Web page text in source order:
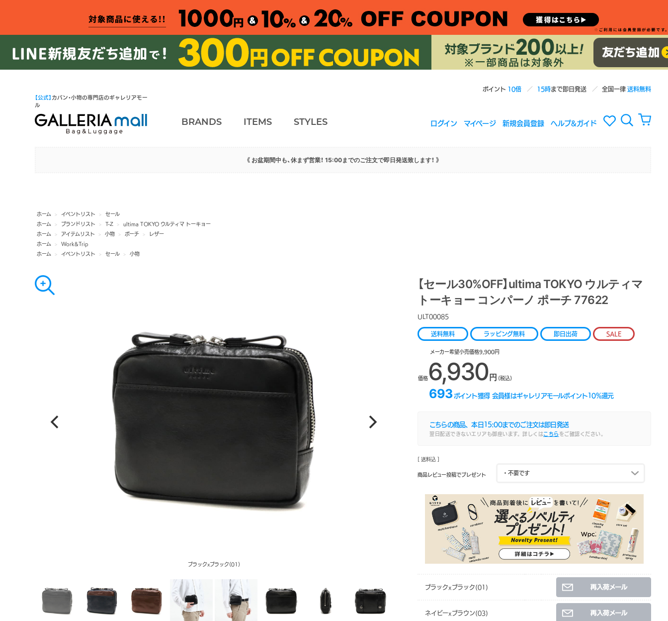
ポイント 10倍 15時まで即日発送 全国一律送料無料
【公式】 カバン・小物の専門店のギャレリアモー
ル
BRANDS ITEMS STYLES ログイン マイページ 新規会員登録 ヘルプ&ガイド
《 お盆期間中も、休まず営業！ 15:00までのご注文で即日発送致します！ 》
ホーム > イベントリスト >
セール
ホーム
> ブランドリスト > T-Z >
ultima TOKYO ウルティマ トーキョー
ホーム
> アイテムリスト > 小物 > ポーチ >
レザー
ホーム
>
Work&Trip
ホーム
> イベントリスト > セール > 小物
【セール30%OFF】ultima TOKYO ウルティマ
トーキョー コンパーノ ポーチ 77622
ULT00085
送料無料 ラッピング無料 即日出荷 SALE
メーカー希望小売価格9,900円
価格 6,930円 (税込)
693ポイント獲得 会員様はギャレリアモールポイント 10%還元
こちらの商品、本日 15:00までのご注文は即日発送
翌日配送できないエリアも御座います。詳しくはこちら をご確認ください。
[ 送料込 ]
商品レビュー投稿でプレゼント
ブラックxブラック(01)
ネイビーxブラウン(03)
ブラックxブラック(01)